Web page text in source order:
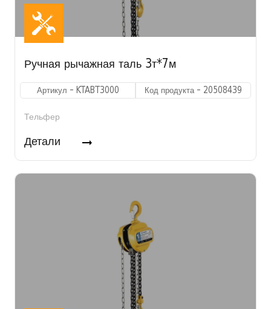
Ручная рычажная таль 3т*7м
Артикул - KTABT3000 Код продукта - 20508439
Тельфер
Детали